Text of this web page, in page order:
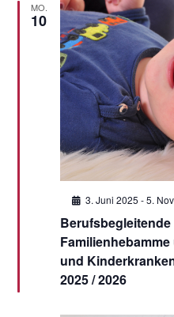
MO.
10
und
2025 / 2026
Hervorgehoben
3. Juni 2025 -5.